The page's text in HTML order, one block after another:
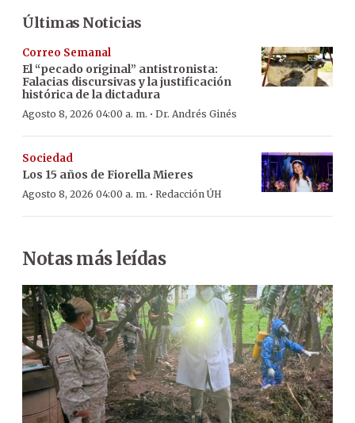
Últimas Noticias
Correo Semanal
El “pecado original” antistronista:
Falacias discursivas y la justificación
histórica de la dictadura
Agosto 8, 2026 04:00 a. m. · Dr. Andrés Ginés
Sociedad
Los 15 años de Fiorella Mieres
Agosto 8, 2026 04:00 a. m. · Redacción ÚH
Notas más leídas